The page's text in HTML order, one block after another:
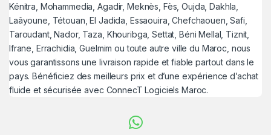
Kénitra, Mohammedia, Agadir, Meknès, Fès, Oujda, Dakhla,
Laâyoune, Tétouan, El Jadida, Essaouira, Chefchaouen, Safi,
Taroudant, Nador, Taza, Khouribga, Settat, Béni Mellal, Tiznit,
Ifrane, Errachidia, Guelmim ou toute autre ville du Maroc, nous
vous garantissons une livraison rapide et fiable partout dans le
pays. Bénéficiez des meilleurs prix et d’une expérience d’achat
fluide et sécurisée avec ConnecT Logiciels Maroc.